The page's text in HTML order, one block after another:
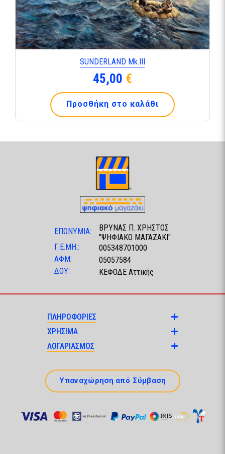
SUNDERLAND Mk.ΙΙΙ
45,00 €
Προσθήκη στο καλάθι
ΕΠΩΝΥΜΙΑ:
ΒΡΥΝΑΣ Π. ΧΡΗΣΤΟΣ
"ΨΗΦΙΑΚΟ ΜΑΓΑΖΑΚΙ"
Γ.Ε.ΜΗ.:
005348701000
ΑΦΜ:
05057584
ΔΟΥ:
ΚΕΦΟΔΕ Αττικής
ΠΛΗΡΟΦΟΡΙΕΣ
ΧΡΗΣΙΜΑ
ΛΟΓΑΡΙΑΣΜΟΣ
Υπαναχώρηση από Σύμβαση